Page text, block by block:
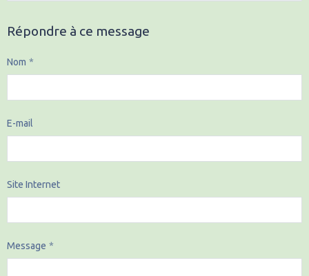
Répondre à ce message
Nom
E-mail
Site Internet
Message